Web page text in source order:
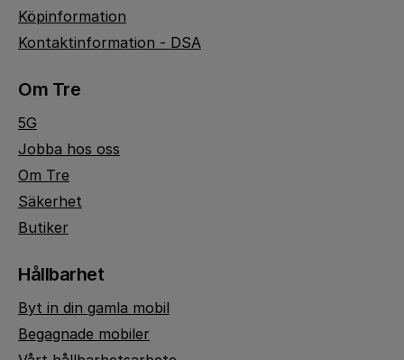
Köpinformation
Kontaktinformation - DSA
Om Tre
5G
Jobba hos oss
Om Tre
Säkerhet
Butiker
Hållbarhet
Byt in din gamla mobil
Begagnade mobiler